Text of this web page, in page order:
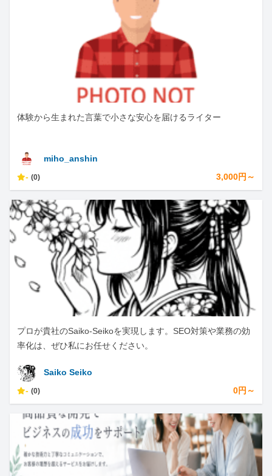
体験から生まれた言葉で小さな安心を届けるライター
miho_anshin
- (0) 3,000円～
プロが貴社のSaiko-Seikoを実現します。SEO対策や業務の効
率化は、ぜひ私にお任せください。
Saiko Seiko
- (0) 0円～